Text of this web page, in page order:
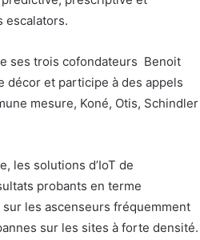
escalators.
ses trois cofondateurs Benoit
décor et participe à des appels
mesure, Koné, Otis, Schindler
les solutions d’IoT de
probants en terme
sur les ascenseurs fréquemment
sur les sites à forte densité.